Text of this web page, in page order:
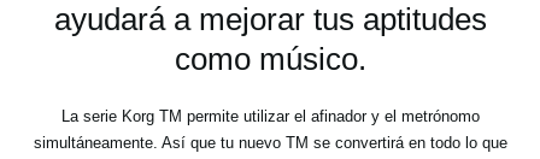
ayudará a mejorar tus aptitudes
como músico.
La serie Korg TM permite utilizar el afinador y el metrónomo
simultáneamente. Así que tu nuevo TM se convertirá en todo lo que